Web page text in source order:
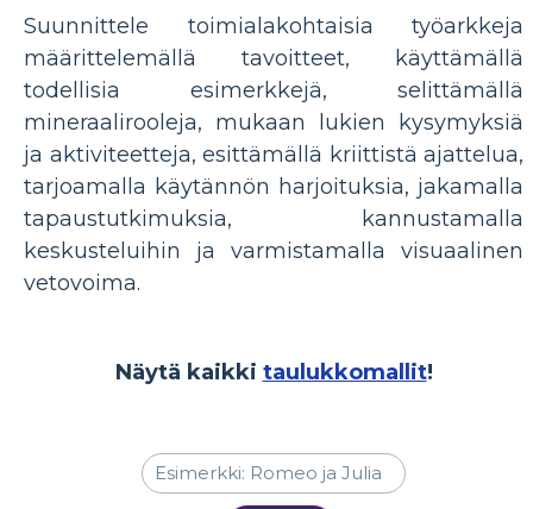
Suunnittele toimialakohtaisia ​​työarkkeja
määrittelemällä tavoitteet, käyttämällä
todellisia esimerkkejä, selittämällä
mineraalirooleja, mukaan lukien kysymyksiä
ja aktiviteetteja, esittämällä kriittistä ajattelua,
tarjoamalla käytännön harjoituksia, jakamalla
tapaustutkimuksia, kannustamalla
keskusteluihin ja varmistamalla visuaalinen
vetovoima.
Näytä kaikki taulukkomallit!